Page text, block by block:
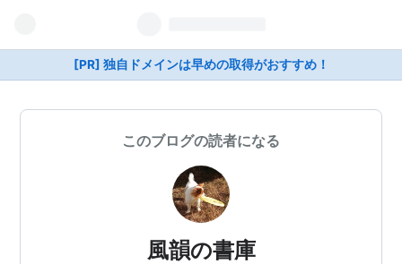
[PR] 独自ドメインは早めの取得がおすすめ！
このブログの読者になる
風韻の書庫